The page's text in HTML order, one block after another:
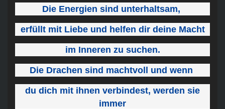
Die Energien sind unterhaltsam,
erfüllt mit Liebe und helfen dir deine Macht
im Inneren zu suchen.
Die Drachen sind machtvoll und wenn
du dich mit ihnen verbindest, werden sie
immer